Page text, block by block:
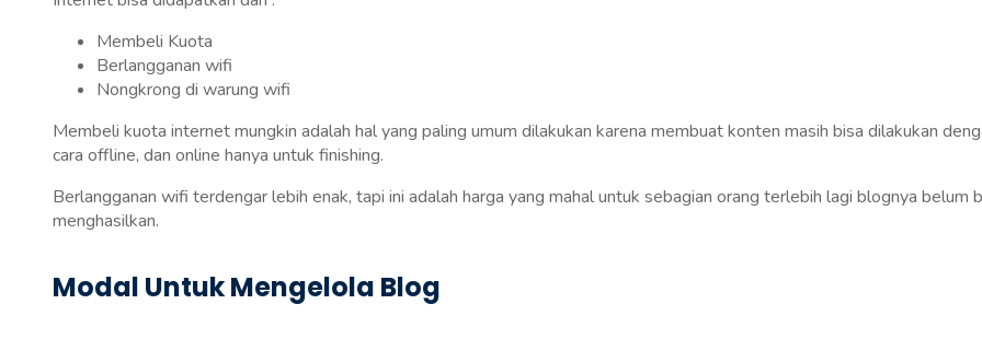
Membeli Kuota
Berlangganan wifi
Nongkrong di warung wifi
Membeli kuota internet mungkin adalah hal yang paling umum dilakukan karena membuat konten masih bisa dilakukan
cara offline, dan online hanya untuk finishing.
Berlangganan wifi terdengar lebih enak, tapi ini adalah harga yang mahal untuk sebagian orang terlebih lagi blognya belum
menghasilkan.
Modal Untuk Mengelola Blog